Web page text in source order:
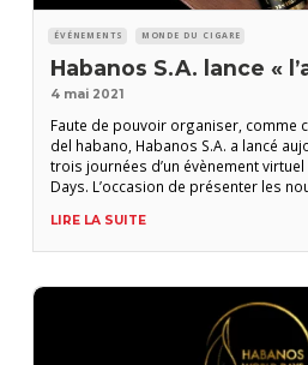
ÉVÉNEMENTS MONDE DU CIGARE
Habanos S.A. lance «
4 mai 2021
Faute de pouvoir organiser, comme
del habano, Habanos S.A. a lancé
trois journées d’un évènement
Days. L’occasion de présenter les
résultats financiers du groupe. « El
Cohiba, qui fête
LIRE LA SUITE